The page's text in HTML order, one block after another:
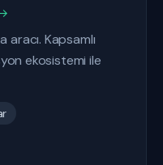
Kapsamlı
ekosistemi ile